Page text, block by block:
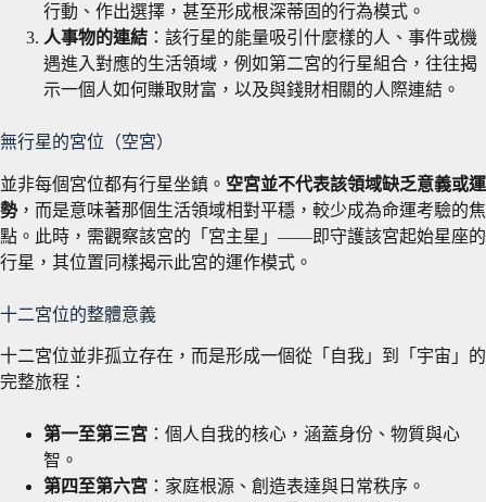
行動、作出選擇，甚至形成根深蒂固的行為模式。
人事物的連結 ：該行星的能量吸引什麼樣的人、事件或機
遇進入對應的生活領域，例如第二宮的行星組合，往往揭
示一個人如何賺取財富，以及與錢財相關的人際連結。
無行星的宮位（空宮）
並非每個宮位都有行星坐鎮。 空宮並不代表該領域缺乏意義或運
勢，而是意味著那個生活領域相對平穩，較少成為命運考驗的焦
點。此時，需觀察該宮的「宮主星」——即守護該宮起始星座的
行星，其位置同樣揭示此宮的運作模式。
十二宮位的整體意義
十二宮位並非孤立存在，而是形成一個從「自我」到「宇宙」的
完整旅程：
第一至第三宮 ：個人自我的核心，涵蓋身份、物質與心
智。
第四至第六宮 ：家庭根源、創造表達與日常秩序。